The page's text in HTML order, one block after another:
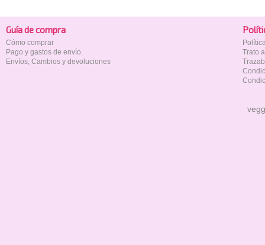
Guía de compra
Cómo comprar
Pago y gastos de envío
Envíos, Cambios y devoluciones
Trato